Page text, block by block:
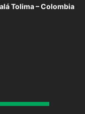
Tolima – Colombia